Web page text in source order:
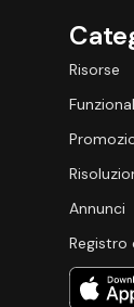
Risorse
Annunci
Registro